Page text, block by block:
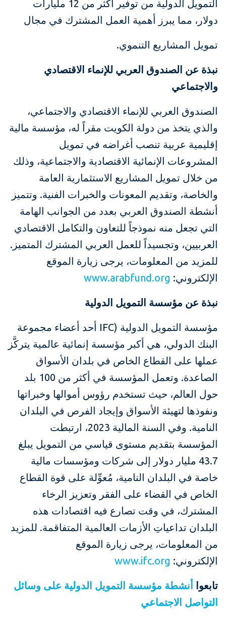
التمويل الدولية من توفير أكثر من 12 مليارات
دولار، مما يبرز أهمية العمل المشترك في مجال
تمويل المشاريع التنموي.
نبذة عن الصندوق العربي للإنماء الاقتصادي
والاجتماعي
الصندوق العربي للإنماء الاقتصادي والاجتماعي،
والذي يتخذ من دولة الكويت مقراً له، مؤسسة مالية
إقليمية عربية تنصب أغراضه في تمويل
المشروعات الإنمائية الاقتصادية والاجتماعية، وذلك
من خلال تمويل المشاريع الاستثمارية العامة
والخاصة، وتقديم المعونات والخبرات الفنية. وتتميز
أنشطة الصندوق العربي بعدد من الجوانب الهامة
التي تجعل منه نموذجاً للتعاون والتكامل الاقتصادي
العربيين، وتجسيداً للعمل العربي المشترك المتميز.
للمزيد من المعلومات، يرجى زيارة الموقع
الإلكتروني: www.arabfund.org
نبذة عن مؤسسة التمويل الدولية
مؤسسة التمويل الدولية (IFC أحد أعضاء مجموعة
البنك الدولي، هي أكبر مؤسسة إنمائية عالمية يتركَّز
عملها على القطاع الخاص في بلدان الأسواق
الصاعدة. وتعمل المؤسسة في أكثر من 100 بلد
حول العالم، حيث تستخدم رؤوس أموالها وخبراتها
ونفوذها لتهيئة الأسواق وإيجاد الفرص في البلدان
النامية. وفي السنة المالية 2023، ارتبطت
المؤسسة بتقديم مستوى قياسي من التمويل يبلغ
43.7 مليار دولار إلى شركات ومؤسسات مالية
خاصة في البلدان النامية، مُعوِّلة على قوة القطاع
الخاص في القضاء على الفقر وتعزيز الرخاء
المشترك، في وقت تصارع فيه اقتصادات هذه
البلدان تداعياتِ الأزمات العالمية المتفاقمة. للمزيد
من المعلومات، يرجى زيارة الموقع
الإلكتروني: www.ifc.org
تابعوا أنشطة مؤسسة التمويل الدولية على وسائل
التواصل الاجتماعي